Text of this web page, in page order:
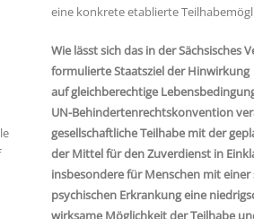
eine konkrete etablierte
Wie lässt sich das in der Sächsisches
formulierte Staatsziel der Hinwirkung
auf gleichberechtige
UN-Behindertenrechtskonvention
gesellschaftliche Teilhabe mit der
der Mittel für den Zuverdienst in
insbesondere für Menschen mit einer
psychischen Erkrankung eine
wirksame Möglichkeit der Teilhabe